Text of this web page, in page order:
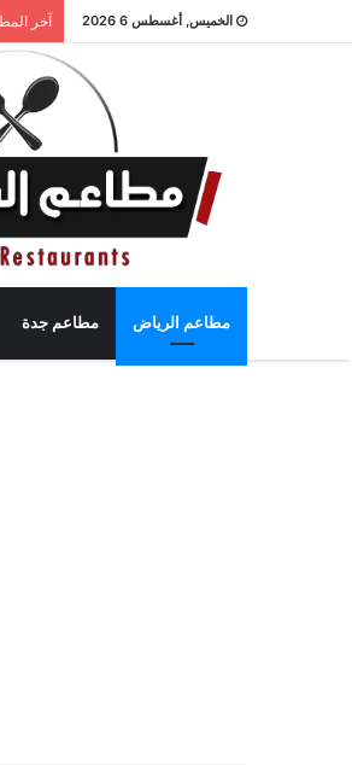
الخميس, أغسطس 6 2026 آخر
مطاعم الرياض مطاعم جدة